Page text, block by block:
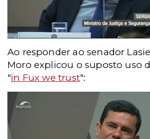
Ao responder ao senador
Moro explicou o suposto uso
"in Fux we trust":